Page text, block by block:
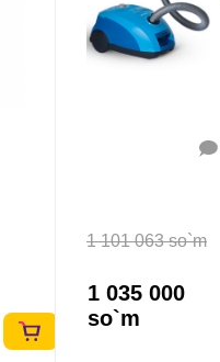
1 101 063 so`m
1 035 000
so`m